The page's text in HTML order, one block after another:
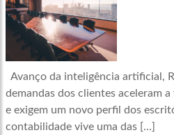
Avanço da inteligência artificial,
demandas dos clientes aceleram
e exigem um novo perfil dos
contabilidade vive uma das […]